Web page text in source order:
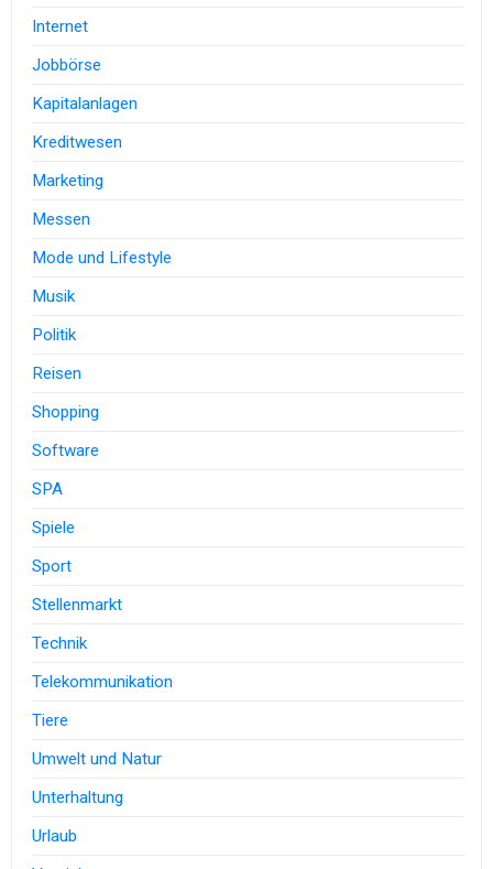
Internet
Jobbörse
Kapitalanlagen
Kreditwesen
Marketing
Messen
Mode und Lifestyle
Musik
Politik
Reisen
Shopping
Software
SPA
Spiele
Sport
Stellenmarkt
Technik
Telekommunikation
Tiere
Umwelt und Natur
Unterhaltung
Urlaub